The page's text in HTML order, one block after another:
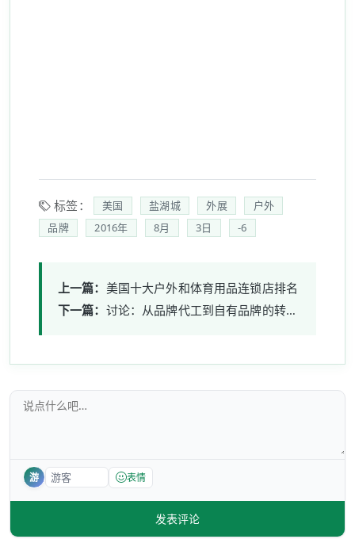
标签： 美国 盐湖城 外展
户外
品牌
2016年 8月 3日 -6
上一篇： 美国十大户外和体育用品连锁店排名
下一篇： 讨论：从品牌代工到自有品牌的转变所面临的挑战
游 表情
发表评论